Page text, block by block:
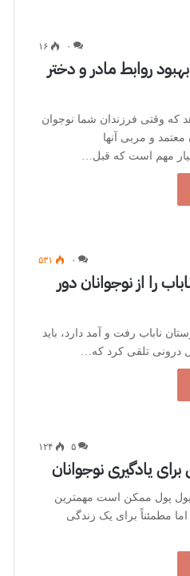
۰ ۱۶
روابط مادر و دختر
که وقتی فرزندان شما نوجوان
و مربی آنها
مهم است که قبل…
۰ ۵۳۱
را از نوجوانان دور
ناباب رفت و آمد دارد، باید
درونی تلقی کرد که…
۵ ۱۲۴
پول ممکن است مهمترین
مطمئناً برای یک زندگی